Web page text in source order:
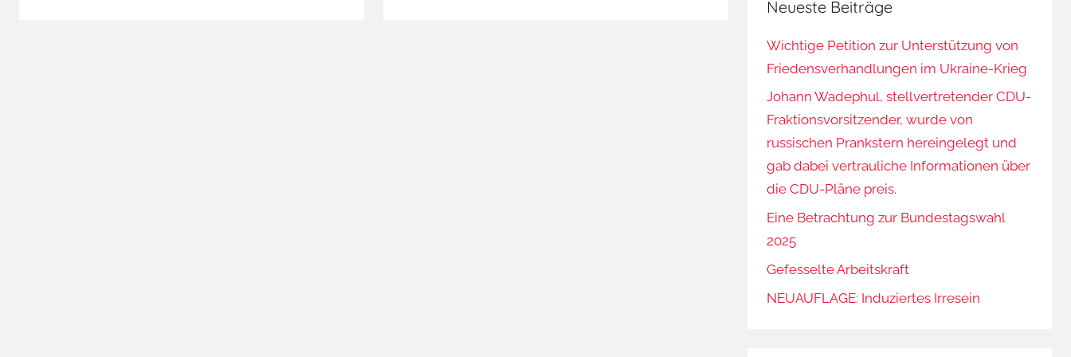
Neueste Beiträge
Wichtige Petition zur Unterstützung von
Friedensverhandlungen im Ukraine-Krieg
Johann Wadephul, stellvertretender CDU-
Fraktionsvorsitzender, wurde von
russischen Prankstern hereingelegt und
gab dabei vertrauliche Informationen über
die CDU-Pläne preis.
Eine Betrachtung zur Bundestagswahl
2025
Gefesselte Arbeitskraft
NEUAUFLAGE: Induziertes Irresein